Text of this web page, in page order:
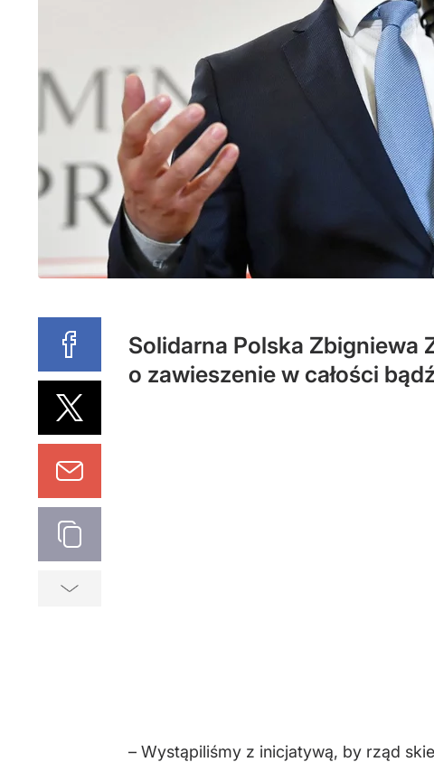
Solidarna Polska Zbigniewa
o zawieszenie w całości
– Wystąpiliśmy z inicjatywą, by rząd